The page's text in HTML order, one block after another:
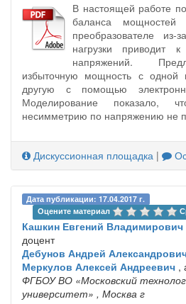
В настоящей работе
баланса мощностей
преобразователе
нагрузки приводит
напряжений.
избыточную мощность с одной
другую с помощью
Моделирование показало,
несимметрию по напряжению не
Дискуссионная площадка |
Дата публикации: 17.04.2017 г.
Оцените материал
Кашкин Евгений Владимирович
доцент
Дебунов Андрей
Меркулов Алексей Андреевич ,
ФГБОУ ВО «Московский
университет» , Москва г